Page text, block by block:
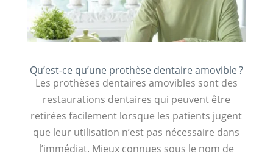
Qu’est-ce qu’une prothèse dentaire amovible ?
Les prothèses dentaires amovibles sont des
restaurations dentaires qui peuvent être
retirées facilement lorsque les patients jugent
que leur utilisation n’est pas nécessaire dans
l’immédiat. Mieux connues sous le nom de